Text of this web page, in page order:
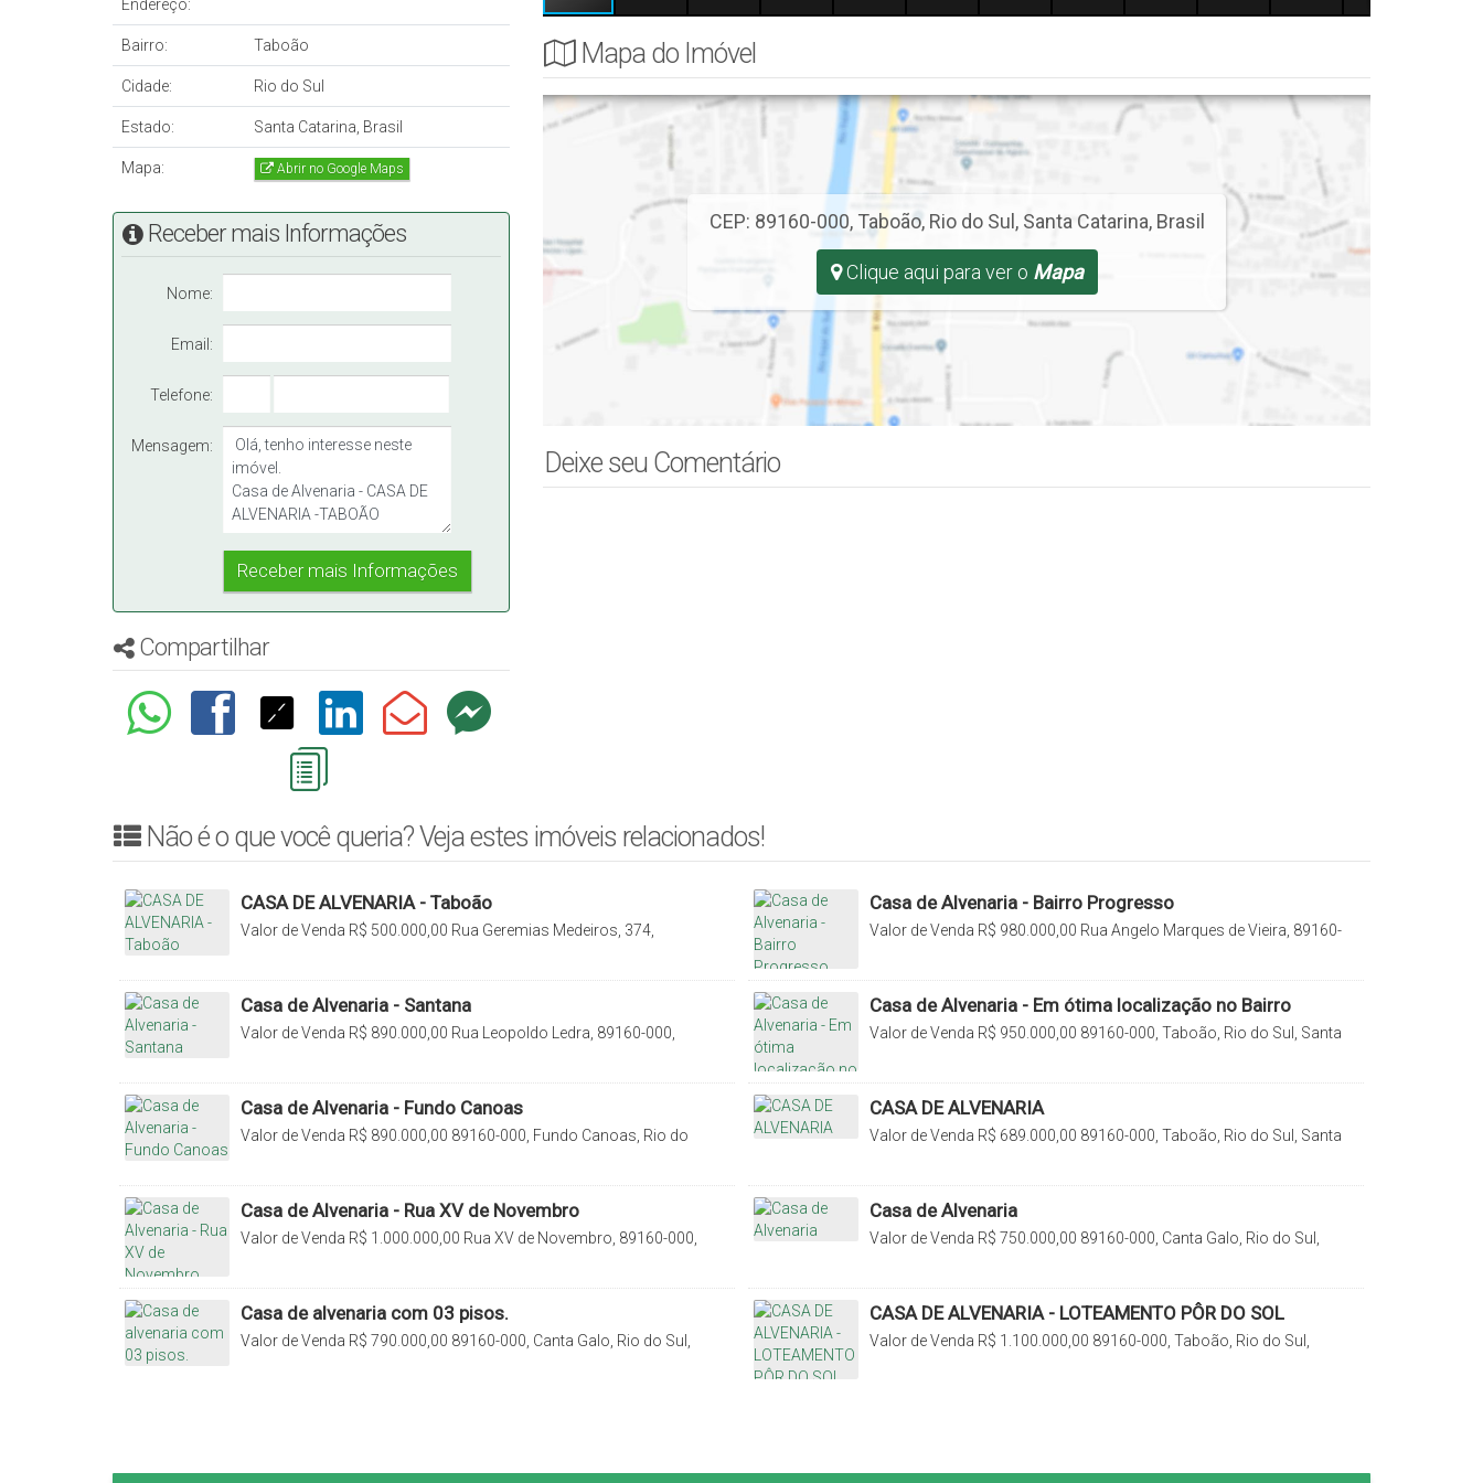
Área construída: 354 m²
Aceita permuta de imóvel e terreno de menor valor
e veiculo mediante avaliação.
Obs.: Valor sujeito a alteração sem aviso prévio.
Endereço:
Bairro: Taboão
Cidade: Rio do Sul
Estado: Santa Catarina, Brasil
Mapa: Abrir no Google Maps
Receber mais Informações
Nome:
Email:
Telefone:
Mensagem:
Compartilhar
Mapa do Imóvel
CEP: 89160-000, Taboão, Rio do Sul, Santa Catarina, Brasil
Clique aqui para ver o Mapa
Deixe seu Comentário
Não é o que você queria? Veja estes imóveis relacionados!
CASA DE ALVENARIA - Taboão
R$ 500.000,00
Valor de Venda
Rua Geremias Medeiros, 374,
Casa de Alvenaria - Bairro Progresso
R$ 980.000,00
Valor de Venda
Rua Angelo Marques de Vieira, 89160-
Casa de Alvenaria - Santana
R$ 890.000,00
Valor de Venda
Rua Leopoldo Ledra, 89160-000,
Casa de Alvenaria - Em ótima localização no Bairro
Taboão!
R$ 950.000,00
Valor de Venda
89160-000, Taboão, Rio do Sul, Santa
Casa de Alvenaria - Fundo Canoas
R$ 890.000,00
Valor de Venda
89160-000, Fundo Canoas, Rio do
CASA DE ALVENARIA
R$ 689.000,00
Valor de Venda
89160-000, Taboão, Rio do Sul, Santa
Casa de Alvenaria - Rua XV de Novembro
R$ 1.000.000,00
Valor de Venda
Rua XV de Novembro, 89160-000,
Casa de Alvenaria
R$ 750.000,00
Valor de Venda
89160-000, Canta Galo, Rio do Sul,
Casa de alvenaria com 03 pisos.
R$ 790.000,00
Valor de Venda
89160-000, Canta Galo, Rio do Sul,
CASA DE ALVENARIA - LOTEAMENTO PÔR DO SOL
R$ 1.100.000,00
Valor de Venda
89160-000, Taboão, Rio do Sul,